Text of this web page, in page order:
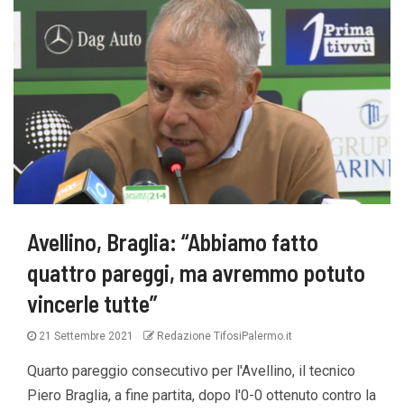
Avellino, Braglia: “Abbiamo fatto
quattro pareggi, ma avremmo potuto
vincerle tutte”
21 Settembre 2021 Redazione TifosiPalermo.it
Quarto pareggio consecutivo per l'Avellino, il tecnico
Piero Braglia, a fine partita, dopo l'0-0 ottenuto contro la